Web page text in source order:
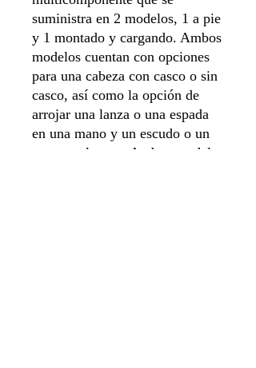
suministra en 2 modelos, 1 a pie
y 1 montado y cargando. Ambos
modelos cuentan con opciones
para una cabeza con casco o sin
casco, así como la opción de
arrojar una lanza o una espada
en una mano y un escudo o un
casco en la otra. Ambos modelos